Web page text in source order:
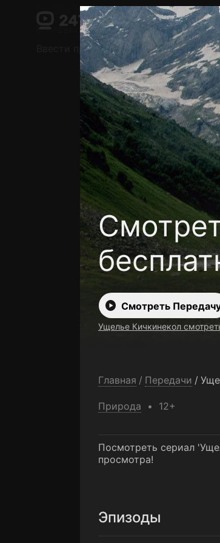
Смотреть
Ущелье Кичкинекол
Главная / Передачи /
Природа 12+
Посмотреть сериал
просмотра!
Эпизоды
Поддержка:support@24h.tv
О сервисе
Пользовательское
Ввести промокод
Установить на